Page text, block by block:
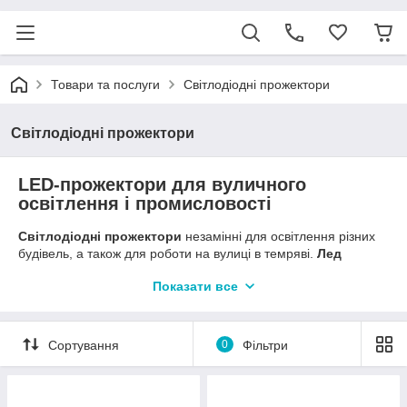
Товари та послуги Світлодіодні прожектори
Світлодіодні прожектори
LED-прожектори для вуличного
освітлення і промисловості
Світлодіодні прожектори незамінні для освітлення різних
будівель, а також для роботи на вулиці в темряві. Лед
Прожектори світлодіодні
тощо..
В нашому каталозі світлодіодних прожекторів ви зможете
знайти прожектори як звичайні так і акцентні з кольоровим
Показати все
Сортування 0 Фільтри